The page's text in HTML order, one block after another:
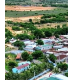
12/01/2023 22:25
Các chương
giải bơi chải
Xuân... là
Nội trong dịp